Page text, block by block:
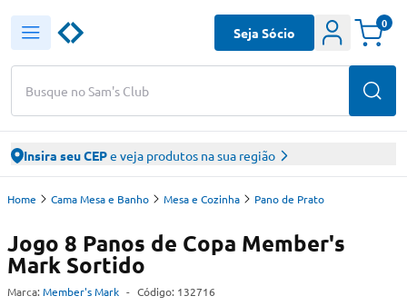
Busque no Sam's Club
Seja Sócio
0
Insira seu CEPe veja produtos na sua região
Home Cama Mesa e Banho Mesa e Cozinha Pano de Prato
Jogo 8 Panos de Copa Member's
Mark Sortido
Marca: Member's Mark - Código: 132716